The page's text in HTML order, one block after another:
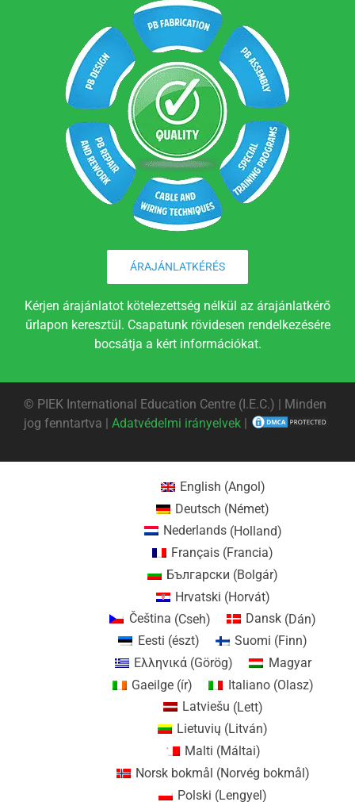
ÁRAJÁNLATKÉRÉS
Kérjen árajánlatot kötelezettség nélkül az árajánlatkérő
űrlapon keresztül. Csapatunk rövidesen rendelkezésére
bocsátja a kért információkat.
© PIEK International Education Centre (I.E.C.) | Minden
jog fenntartva | Adatvédelmi irányelvek|
English (Angol)
Deutsch (Német)
Nederlands(Holland)
Français (Francia)
Български (Bolgár)
Hrvatski (Horvát)
Čeština (Cseh) Dansk (Dán)
Eesti (észt) Suomi (Finn)
Ελληνικά (Görög)
Magyar
Gaeilge (ír) Italiano(Olasz)
Latviešu (Lett)
Lietuvių (Litván)
Malti (Máltai)
Norsk bokmål (Norvég bokmål)
Polski (Lengyel)